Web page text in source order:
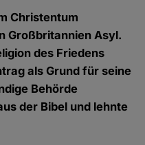
Christentum
Großbritannien Asyl.
des Friedens
als Grund für seine
Behörde
der Bibel und lehnte